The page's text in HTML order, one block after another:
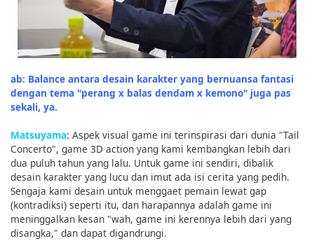
ab: Balance antara desain karakter yang bernuansa fantasi
dengan tema "perang x balas dendam x kemono" juga pas
sekali, ya.
Matsuyama: Aspek visual game ini terinspirasi dari dunia "Tail
Concerto", game 3D action yang kami kembangkan lebih dari
dua puluh tahun yang lalu. Untuk game ini sendiri, dibalik
desain karakter yang lucu dan imut ada isi cerita yang pedih.
Sengaja kami desain untuk menggaet pemain lewat gap
(kontradiksi) seperti itu, dan harapannya adalah game ini
meninggalkan kesan "wah, game ini kerennya lebih dari yang
disangka," dan dapat digandrungi.